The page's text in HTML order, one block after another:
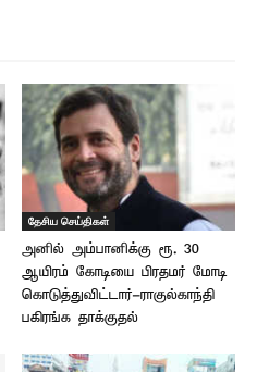
தேசிய செய்திகள்
அனில் அம்பானிக்கு ரூ. 30
ஆயிரம் கோடியை பிரதமர் மோடி
கொடுத்துவிட்டார்-ராகுல்காந்தி
பகிரங்க தாக்குதல்